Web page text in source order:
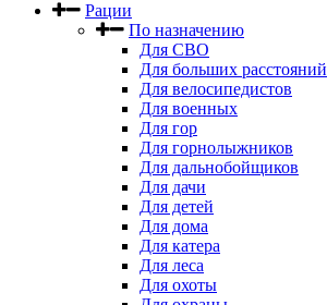
Рации
По назначению
Для СВО
Для больших расстояний
Для велосипедистов
Для военных
Для гор
Для горнолыжников
Для дальнобойщиков
Для дачи
Для детей
Для дома
Для катера
Для леса
Для охоты